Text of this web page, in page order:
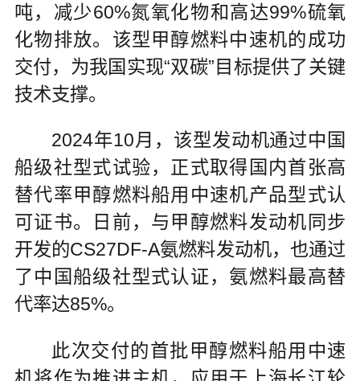
吨，减少60%氮氧化物和高达99%硫氧
化物排放。该型甲醇燃料中速机的成功
交付，为我国实现“双碳”目标提供了关键
技术支撑。
2024年10月，该型发动机通过中国
船级社型式试验，正式取得国内首张高
替代率甲醇燃料船用中速机产品型式认
可证书。日前，与甲醇燃料发动机同步
开发的CS27DF-A氨燃料发动机，也通过
了中国船级社型式认证，氨燃料最高替
代率达85%。
此次交付的首批甲醇燃料船用中速